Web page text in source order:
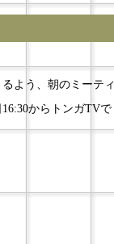
よう、朝のミーティ
からトンガTVで